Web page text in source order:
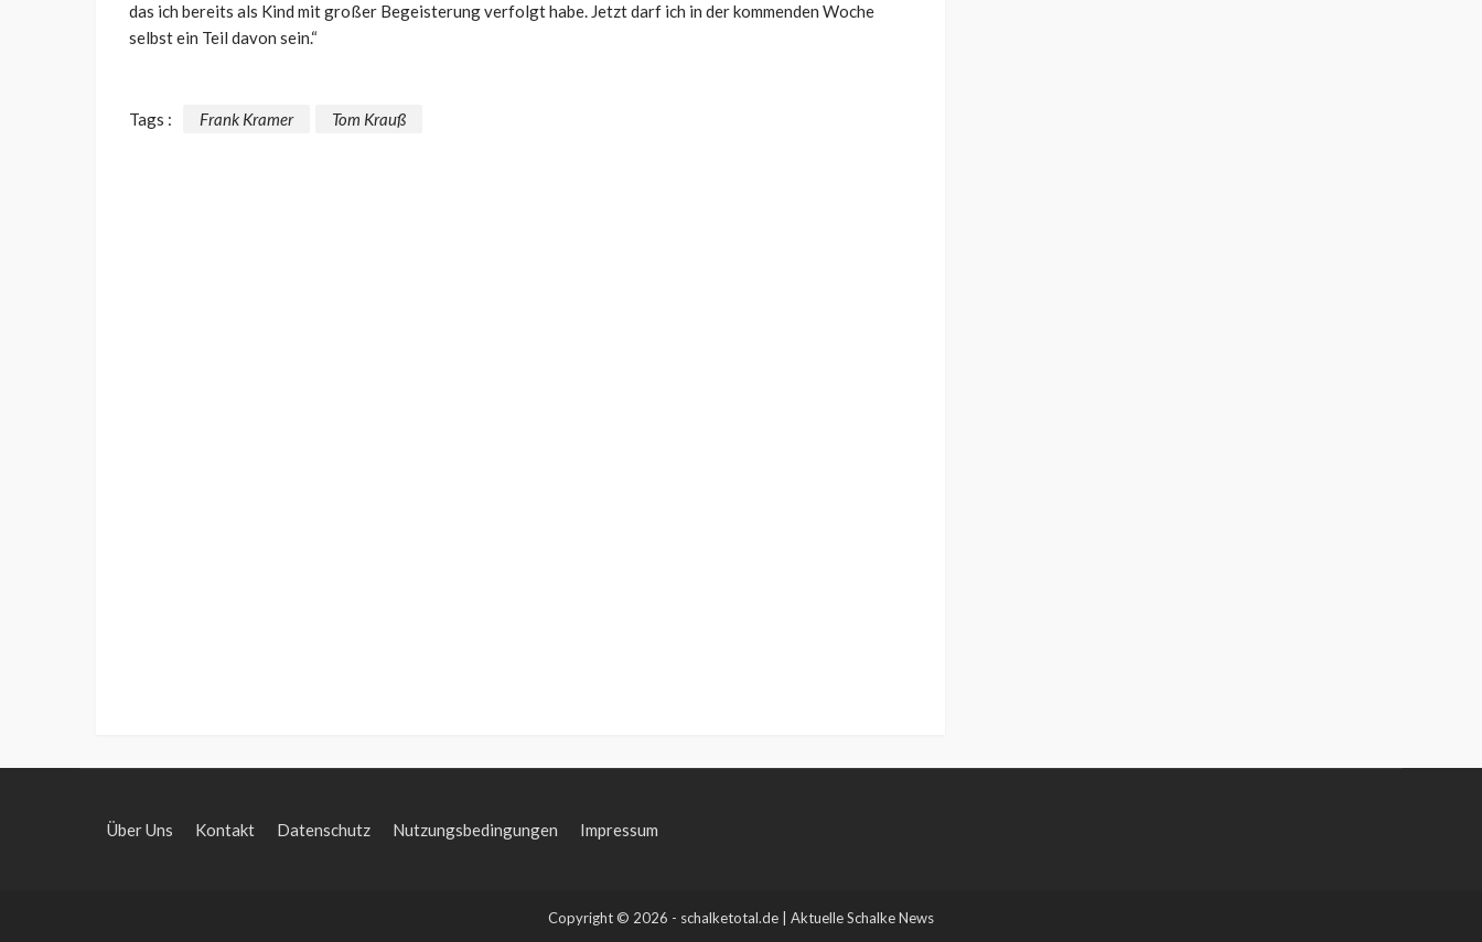
das ich bereits als Kind mit großer Begeisterung verfolgt habe. Jetzt darf ich in der kommenden Woche
selbst ein Teil davon sein.“
Tags : Frank Kramer Tom Krauß
Über Uns Kontakt Datenschutz Nutzungsbedingungen Impressum
Copyright © 2026 - schalketotal.de | Aktuelle Schalke News